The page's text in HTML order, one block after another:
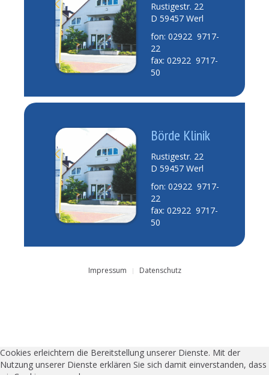
Rustigestr. 22
D 59457 Werl
fon: 02922 9717-
22
fax: 02922 9717-
50
Börde Klinik
Rustigestr. 22
D 59457 Werl
fon: 02922 9717-
22
fax: 02922 9717-
50
Impressum Datenschutz
Cookies erleichtern die Bereitstellung unserer Dienste. Mit der
Nutzung unserer Dienste erklären Sie sich damit einverstanden, dass